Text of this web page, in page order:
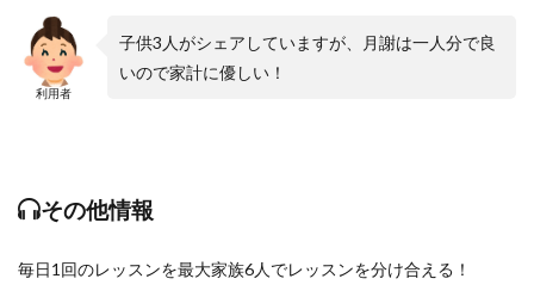
利用者
子供3人がシェアしていますが、月謝は一人分で良
いので家計に優しい！
その他情報
毎日1回のレッスンを最大家族6人でレッスンを分け合える！